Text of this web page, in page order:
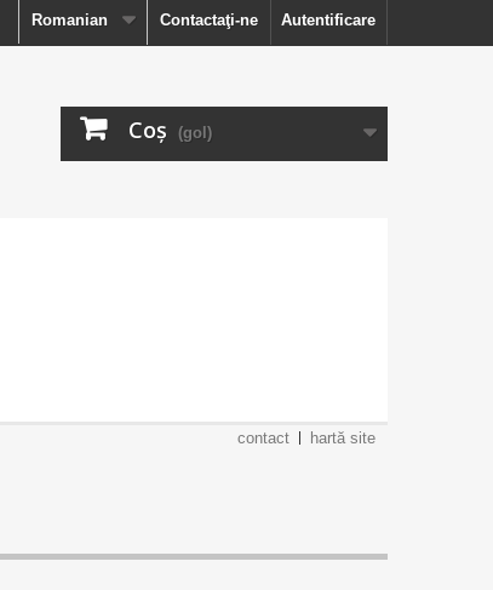
Autentificare
Contactaţi-ne
Romanian
Coş (gol)
contact hartă site